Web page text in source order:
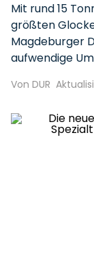
Mit rund 15
größten
Magdeburger
aufwendige
Von DUR